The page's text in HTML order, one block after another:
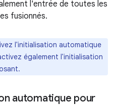
l'entrée de toutes les
fusionnés.
l'initialisation automatique
également l'initialisation
automatique pour